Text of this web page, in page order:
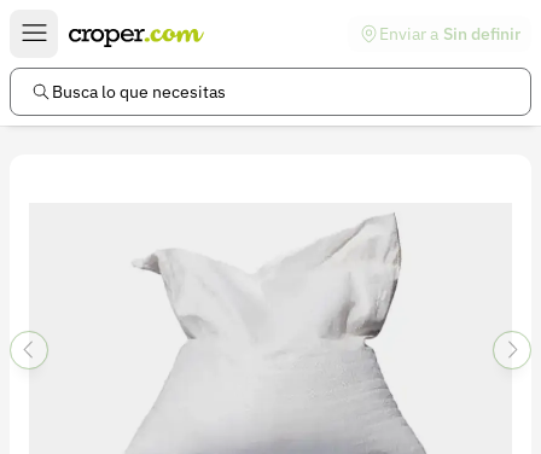
Enviar a Sin definir
Busca lo que necesitas
Enlaces de interés
Preguntas frecuentes
Términos y condiciones
Política de devoluciones
Política de privacidad